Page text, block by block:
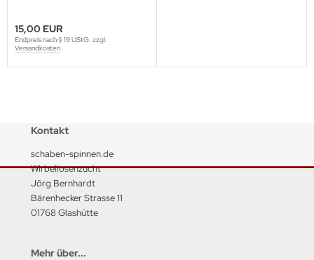
15,00 EUR
Endpreis nach § 19 UStG. zzgl.
Versandkosten
Kontakt
schaben-spinnen.de
Wirbellosenzucht
Jörg Bernhardt
Bärenhecker Strasse 11
01768 Glashütte
Mehr über...